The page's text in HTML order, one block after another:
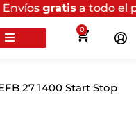
a todo el país por
0
27 1400 Start Stop